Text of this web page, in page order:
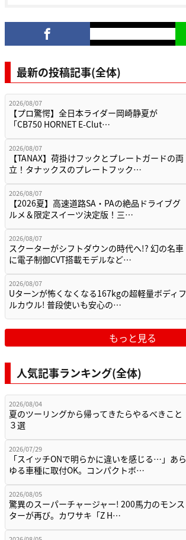
最新の投稿記事(全体)
2026/08/07
【プロ驚愕】全日本ライダー岡崎静夏が
「CB750 HORNET E-Clut…
2026/08/07
【TANAX】荷掛けフックとプレートガードの両
立！タナックスのプレートフック…
2026/08/07
【2026夏】高速道路SA・PAの絶品ドライブグ
ルメ＆限定スイーツ決定版！三…
2026/08/07
スクーターがシフトダウンの時代へ!? 幻の名車
に電子制御CVT搭載モデルなど…
2026/08/07
Uターンが怖くなくなる167kgの超軽量ボディフ
ルカウル! 普段使いも安心の…
もっと見る
人気記事ランキング(全体)
2026/08/04
夏のツーリングから帰ってきたらやるべきこと
３選
2026/07/29
「スイッチONで明らかに違いを感じる…」あら
ゆる車種に取付OK。コンパクトボ…
2026/08/05
驚異のスーパーチャージャー! 200馬力のモンス
ターが再び。カワサキ「Z H…